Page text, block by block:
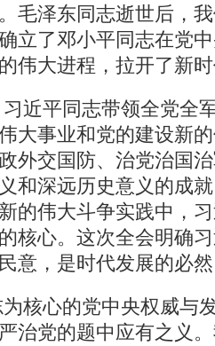
毛泽东同志逝世后，
立了邓小平同志在党
伟大进程，拉开了新
近平同志带领全党全
大事业和党的建设新
外交国防、治党治国
和深远历史意义的成
的伟大斗争实践中，
核心。这次全会明确
意，是时代发展的必
核心的党中央权威与
治党的题中应有之义